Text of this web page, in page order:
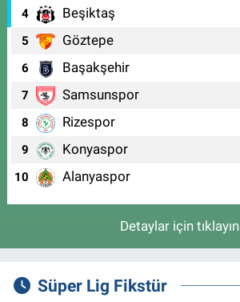
4 Beşiktaş
5 Göztepe
6 Başakşehir
7 Samsunspor
8 Rizespor
9 Konyaspor
10 Alanyaspor
Detaylar için tıklayın
Süper Lig Fikstür